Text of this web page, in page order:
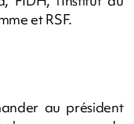
et RSF.
au président